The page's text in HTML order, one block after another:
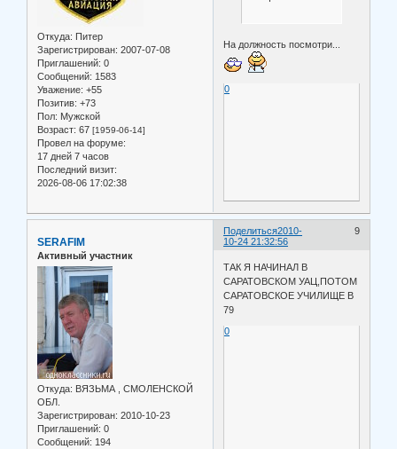
Откуда: Питер
Зарегистрирован: 2007-07-08
Приглашений: 0
Сообщений: 1583
Уважение: +55
Позитив: +73
Пол: Мужской
Возраст: 67 [1959-06-14]
Провел на форуме:
17 дней 7 часов
Последний визит:
2026-08-06 17:02:38
На должность посмотри...
0
Поделиться 9
2010-
10-24 21:32:56
SERAFIM
Активный участник
Откуда: ВЯЗЬМА , СМОЛЕНСКОЙ
ОБЛ.
Зарегистрирован: 2010-10-23
Приглашений: 0
Сообщений: 194
ТАК Я НАЧИНАЛ В
САРАТОВСКОМ УАЦ,ПОТОМ
САРАТОВСКОЕ УЧИЛИЩЕ В
79
0